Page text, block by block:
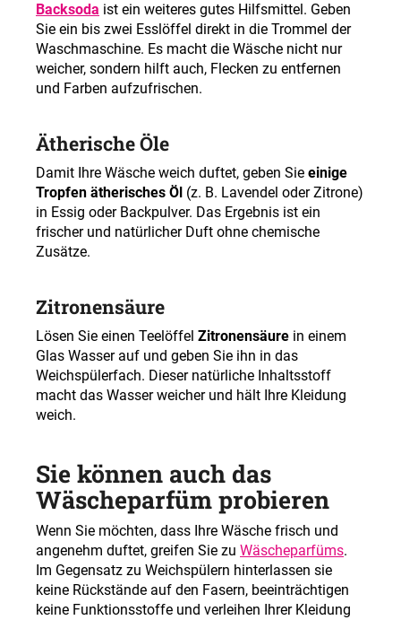
Backsoda ist ein weiteres gutes Hilfsmittel. Geben
Sie ein bis zwei Esslöffel direkt in die Trommel der
Waschmaschine. Es macht die Wäsche nicht nur
weicher, sondern hilft auch, Flecken zu entfernen
und Farben aufzufrischen.
Ätherische Öle
Damit Ihre Wäsche weich duftet, geben Sie einige
Tropfen ätherisches Öl (z. B. Lavendel oder Zitrone)
in Essig oder Backpulver. Das Ergebnis ist ein
frischer und natürlicher Duft ohne chemische
Zusätze.
Zitronensäure
Lösen Sie einen Teelöffel Zitronensäure in einem
Glas Wasser auf und geben Sie ihn in das
Weichspülerfach. Dieser natürliche Inhaltsstoff
macht das Wasser weicher und hält Ihre Kleidung
weich.
Sie können auch das
Wäscheparfüm probieren
Wenn Sie möchten, dass Ihre Wäsche frisch und
angenehm duftet, greifen Sie zu Wäscheparfüms.
Im Gegensatz zu Weichspülern hinterlassen sie
keine Rückstände auf den Fasern, beeinträchtigen
keine Funktionsstoffe und verleihen Ihrer Kleidung